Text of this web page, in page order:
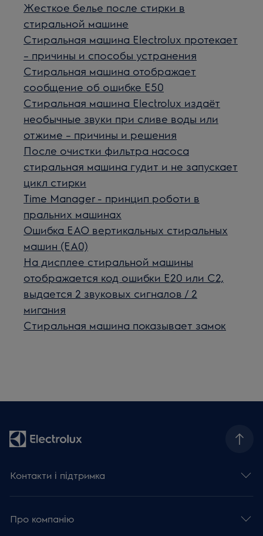
Жесткое белье после стирки в
стиральной машине
Стиральная машина Electrolux протекает
– причины и способы устранения
Стиральная машина отображает
сообщение об ошибке E50
Стиральная машина Electrolux издаёт
необычные звуки при сливе воды или
отжиме – причины и решения
После очистки фильтра насоса
стиральная машина гудит и не запускает
цикл стирки
Time Manager - принцип роботи в
пральних машинах
Ошибка ЕАО вертикальных стиральных
машин (EA0)
На дисплее стиральной машины
отображается код ошибки E20 или C2,
выдается 2 звуковых сигналов / 2
мигания
Стиральная машина показывает замок
Контакти і підтримка
Про компанію